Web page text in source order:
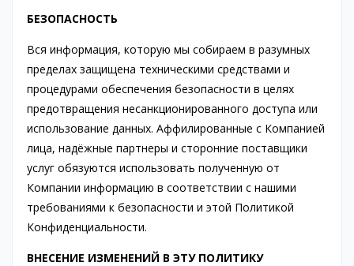
БЕЗОПАСНОСТЬ
Вся информация, которую мы собираем в разумных
пределах защищена техническими средствами и
процедурами обеспечения безопасности в целях
предотвращения несанкционированного доступа или
использование данных. Аффилированные с Компанией
лица, надёжные партнеры и сторонние поставщики
услуг обязуются использовать полученную от
Компании информацию в соответствии с нашими
требованиями к безопасности и этой Политикой
Конфиденциальности.
ВНЕСЕНИЕ ИЗМЕНЕНИЙ В ЭТУ ПОЛИТИКУ